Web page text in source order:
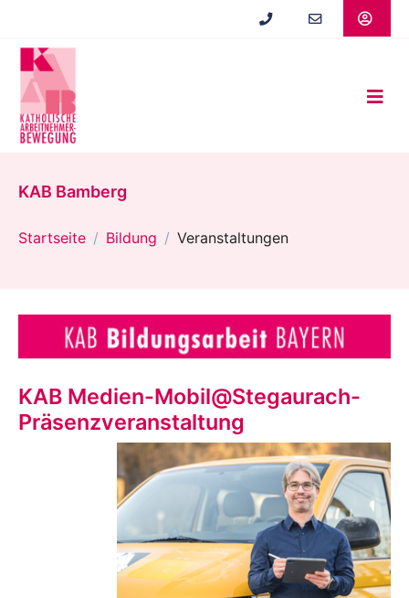
springen
KAB Bamberg
Startseite Bildung Veranstaltungen
KAB Medien-Mobil@Stegaurach-
Präsenzveranstaltung